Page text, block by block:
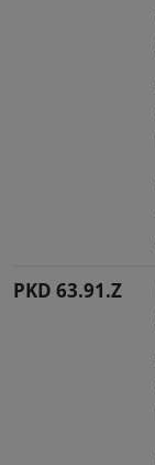
PKD 63.91.Z